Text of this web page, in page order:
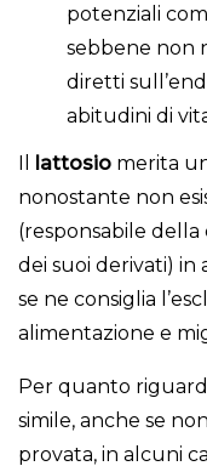
potenziali
sebbene non
diretti
abitudini di
Il lattosio merita
nonostante non
(responsabile
dei suoi derivati)
se ne consiglia
alimentazione e
Per quanto
simile, anche se
provata, in alcuni